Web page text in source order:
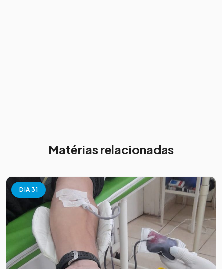
Matérias relacionadas
DIA 31